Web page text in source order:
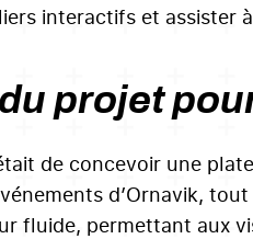
interactifs et assister
projet
de concevoir une
d’Ornavik,
fluide, permettant aux